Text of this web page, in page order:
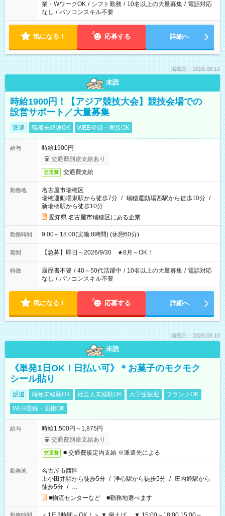
業・WワークOK / シフト勤務 / 10名以上の大量募集 / 電話対応
なし / パソコンスキル不要
気になる！ 応募する 詳細へ
掲載日：2026.08.10
未読
時給1900円！【アジア競技大会】競技会場での
設営サポート／大量募集
派遣 職種未経験OK WEB登録・面接OK
給与
時給1900円
交通費別途支給あり
交通費 交通費支給
勤務地
名古屋市瑞穂区
瑞穂運動場東駅から徒歩7分 / 瑞穂運動場西駅から徒歩10分 /
新瑞橋駅から徒歩10分
愛知県 名古屋市瑞穂区にある企業
勤務時間 9:00～18:00(実働:8時間) (休憩60分)
期間 【急募】即日～2026/9/30 ★8月～OK！
特徴 履歴書不要 / 40～50代活躍中 / 10名以上の大量募集 / 電話対応
なし / パソコンスキル不要
気になる！ 応募する 詳細へ
掲載日：2026.08.10
未読
《単発1日OK！日払い可》＊お菓子のモクモク
シール貼り
派遣 職種未経験OK 社会人未経験OK 大学生歓迎
ブランクOK
WEB登録・面接OK
給与
時給1,500円～1,875円
交通費別途支給あり
交通費 ■ 交通費規定内支給 ※派遣先による
勤務地
名古屋市西区
上小田井駅から徒歩5分 / 浄心駅から徒歩5分 / 庄内通駅から
徒歩5分 / …
■物流センターなど ■勤務地選べます